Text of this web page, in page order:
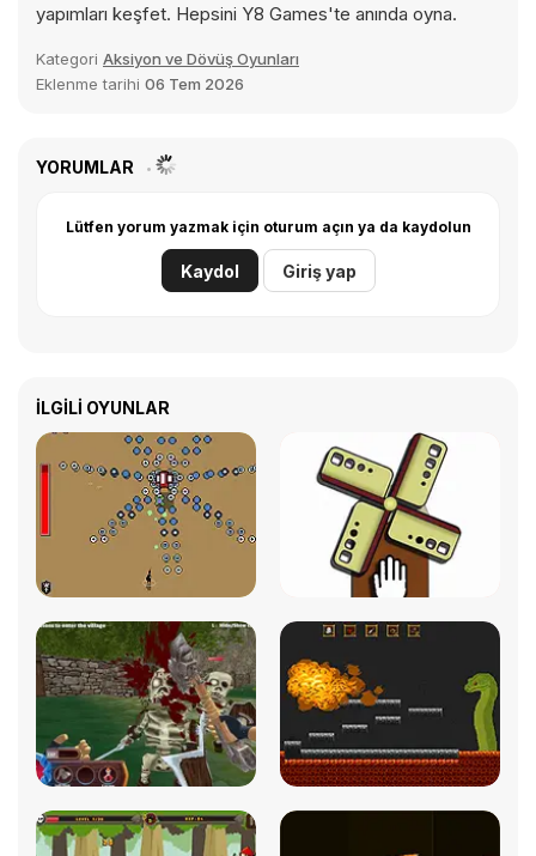
yapımları keşfet. Hepsini Y8 Games'te anında oyna.
Kategori Aksiyon ve Dövüş Oyunları
Eklenme tarihi 06 Tem 2026
YORUMLAR
Lütfen yorum yazmak için oturum açın ya da kaydolun
Kaydol Giriş yap
İLGILI OYUNLAR